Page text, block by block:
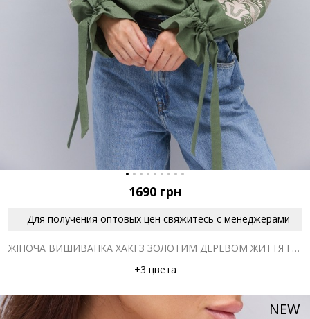
1690 грн
Для получения оптовых цен свяжитесь с менеджерами
ЖІНОЧА ВИШИВАНКА ХАКІ З ЗОЛОТИМ ДЕРЕВОМ ЖИТТЯ ГЛАДДЮ
+3 цвета
NEW